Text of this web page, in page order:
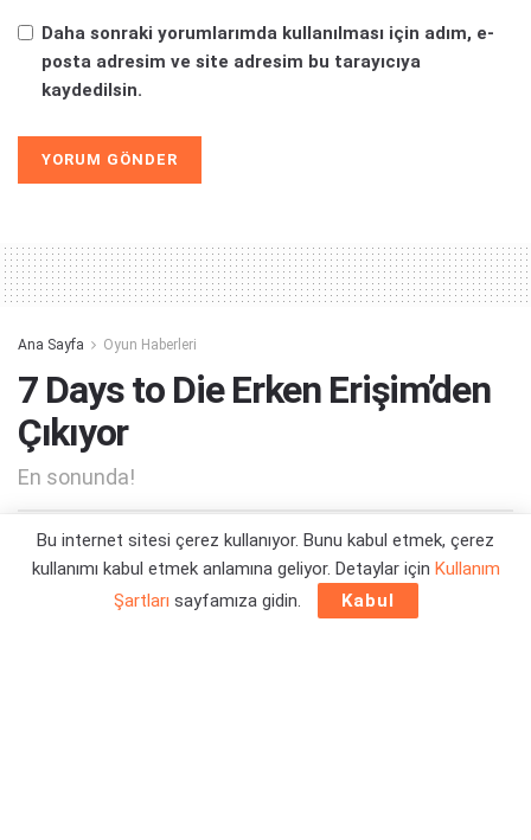
Daha sonraki yorumlarımda kullanılması için adım, e-
posta adresim ve site adresim bu tarayıcıya
kaydedilsin.
Ana Sayfa Oyun Haberleri
7 Days to Die Erken Erişim’den
Çıkıyor
En sonunda!
Yazar: Orçun Çavuşoğlu 25/07/2024 13:56
Bu internet sitesi çerez kullanıyor. Bunu kabul etmek, çerez
kullanımı kabul etmek anlamına geliyor. Detaylar için Kullanım
Şartları sayfamıza gidin. Kabul